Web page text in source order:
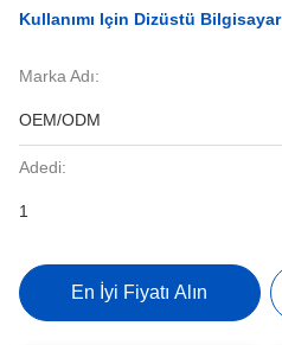
Kullanımı Için Dizüstü Bilgisayar
Marka Adı:
OEM/ODM
Adedi:
1
En İyi Fiyatı Alın